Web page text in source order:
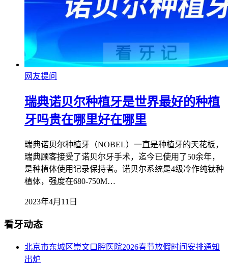
网友提问
瑞典诺贝尔种植牙是世界最好的种植
牙吗贵在哪里好在哪里
瑞典诺贝尔种植牙（NOBEL）一直是种植牙的天花板，
瑞典顾客接受了诺贝尔牙手术，迄今已使用了50余年，
是种植体使用记录保持者。诺贝尔系统是4级冷作纯钛种
植体，强度在680-750M…
2023年4月11日
看牙动态
北京市东城区崇文口腔医院2026春节放假时间安排通知
出炉